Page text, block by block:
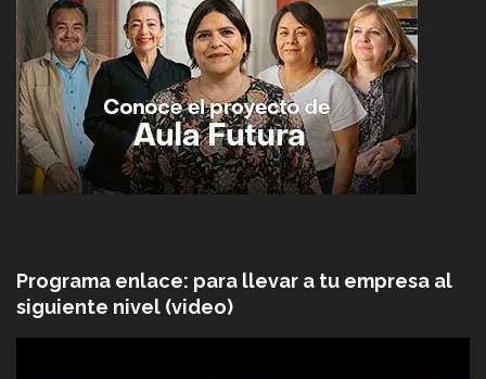
Programa enlace: para llevar a tu empresa al
siguiente nivel (video)